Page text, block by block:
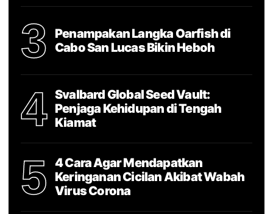
3
Penampakan Langka Oarfish di
Cabo San Lucas Bikin Heboh
4
Svalbard Global Seed Vault:
Penjaga Kehidupan di Tengah
Kiamat
5
4 Cara Agar Mendapatkan
Keringanan Cicilan Akibat Wabah
Virus Corona